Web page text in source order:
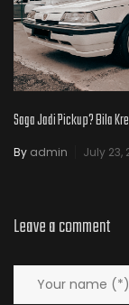
Saga Jadi Pickup? Bila
By admin July 23,
Leave a comment